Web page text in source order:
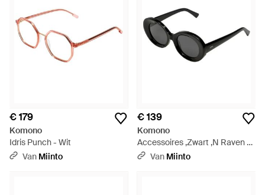
€ 179
Komono
Idris Punch - Wit
Van Miinto
€ 139
Komono
Accessoires ,Zwart ,N Raven -
Zwart
Van Miinto